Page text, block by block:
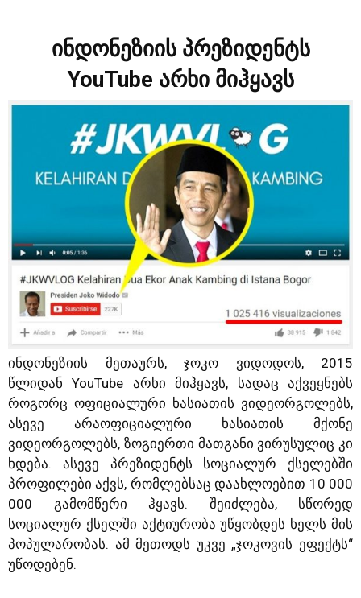
ინდონეზიის პრეზიდენტს
YouTube არხი მიჰყავს
ინდონეზიის მეთაურს, ჯოკო ვიდოდოს, 2015
წლიდან YouTube არხი მიჰყავს, სადაც აქვეყნებს
როგორც ოფიციალური ხასიათის ვიდეორგოლებს,
ასევე არაოფიციალური ხასიათის მქონე
ვიდეორგოლებს, ზოგიერთი მათგანი ვირუსულიც კი
ხდება. ასევე პრეზიდენტს სოციალურ ქსელებში
პროფილები აქვს, რომლებსაც დაახლოებით 10 000
000 გამომწერი ჰყავს. შეიძლება, სწორედ
სოციალურ ქსელში აქტიურობა უწყობდეს ხელს მის
პოპულარობას. ამ მეთოდს უკვე „ჯოკოვის ეფექტს“
უწოდებენ.